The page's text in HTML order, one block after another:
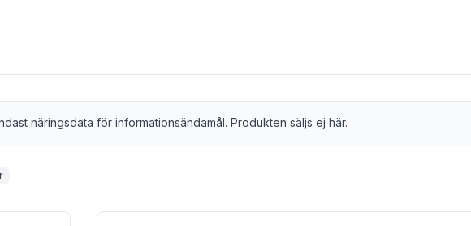
näringsdata för informationsändamål. Produkten säljs ej här.